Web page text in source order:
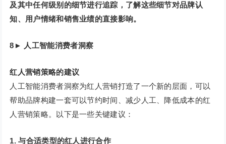
及其中任何级别的细节进行追踪，了解这些细节对品牌认
知、用户情绪和销售业绩的直接影响。
8 ► 人工智能消费者洞察
红人营销策略的建议
人工智能消费者洞察为红人营销打造了一个新的层面，可以
帮助品牌构建一套可以节约时间、减少人工、降低成本的红
人营销策略。以下是一些关键建议：
1. 与合适类型的红人进行合作